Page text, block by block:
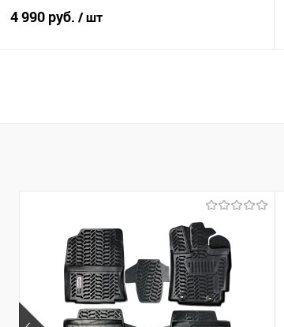
4 990 руб. / шт
Купить в 1 клик
Сравнение